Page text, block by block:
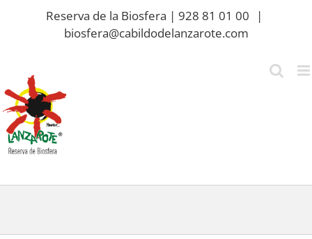
Reserva de la Biosfera | 928 81 01 00
|
biosfera@cabildodelanzarote.com